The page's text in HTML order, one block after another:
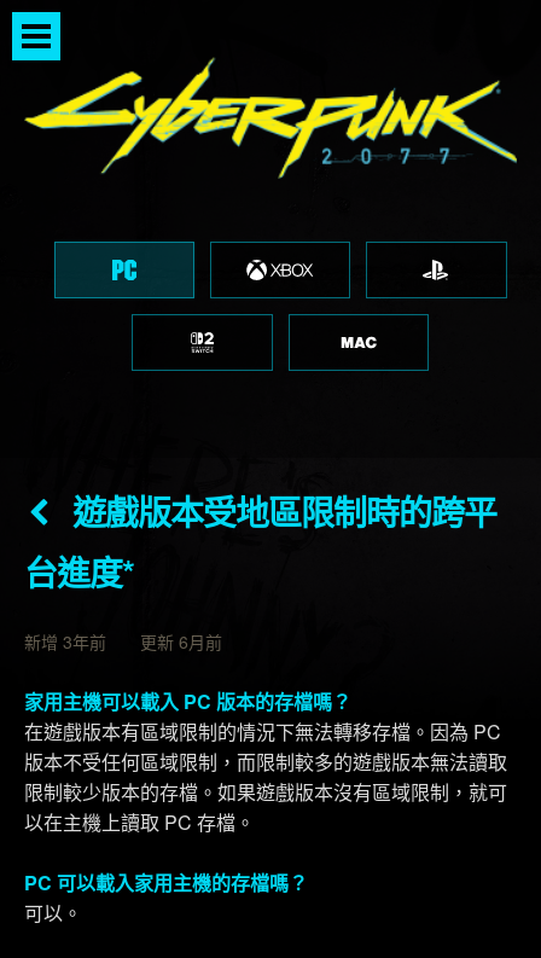
遊戲版本受地區限制時的跨平
台進度*
新增 3年前 更新 6月前
家用主機可以載入 PC 版本的存檔嗎？
在遊戲版本有區域限制的情況下無法轉移存檔。因為 PC
版本不受任何區域限制，而限制較多的遊戲版本無法讀取
限制較少版本的存檔。如果遊戲版本沒有區域限制，就可
以在主機上讀取 PC 存檔。
PC 可以載入家用主機的存檔嗎？
可以。